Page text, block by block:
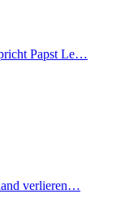
Papst Le…
verlieren…